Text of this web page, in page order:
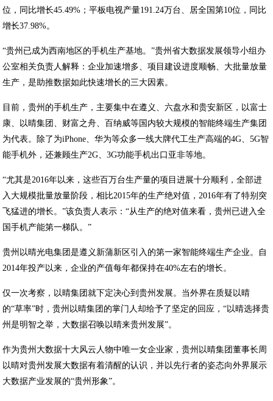
位，同比增长45.49%；平板电视产量191.24万台、居全国第10位，同比
增长37.98%。
“贵州已成为西南地区的手机生产基地。”贵州省大数据发展领导小组办
公室相关负责人解释：企业加速增多、项目建设进度顺畅、大批量放量
生产，是助推数据如此快速增长的三大因素。
目前，贵州的手机生产，主要集中在遵义、六盘水和贵安新区，以富士
康、以晴集团、财富之舟、百纳威等国内较大规模的智能终端生产集团
为代表。除了为iPhone、华为等众多一线大牌代工生产高端的4G、5G智
能手机外，还兼顾生产2G、3G功能手机出口亚非等地。
“尤其是2016年以来，这些百万台生产量的项目进展十分顺利，全部进
入大规模批量放量阶段，相比2015年的生产绝对值，2016年有了特别突
飞猛进的增长。”该负责人表示：“从生产的绝对值来看，贵州已进入全
国手机产能第一梯队。”
贵州以晴光电集团是遵义新蒲新区引入的第一家智能终端生产企业。自
2014年投产以来，企业的产值每年都保持在40%左右的增长。
仅一次考察，以晴集团就下定决心到贵州发展。当外界在质疑以晴
的“草率”时，贵州以晴集团的掌门人却给予了坚定的回应，“以晴选择贵
州是明智之举，大数据召唤以晴来贵州发展”。
作为贵州大数据十大风云人物中唯一女企业家，贵州以晴集团董事长周
以晴对贵州发展大数据有着清醒的认识，并以先行者的姿态向外界展示
大数据产业发展的“贵州形象”。